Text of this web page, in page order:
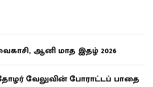
ஆனி மாத இதழ் 2026
வேலுவின் போராட்டப் பாதை